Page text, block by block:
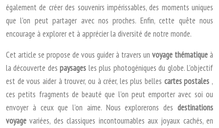
également de créer des souvenirs impérissables, des moments uniques
que l’on peut partager avec nos proches. Enfin, cette quête nous
encourage à explorer et à apprécier la diversité de notre monde.
Cet article se propose de vous guider à travers un voyage thématiqueà
la découverte despaysages les plus photogéniques du globe. L’objectif
est de vous aider à trouver, ou à créer, les plus belles cartes postales ,
ces petits fragments de beauté que l’on peut emporter avec soi ou
envoyer à ceux que l’on aime. Nous explorerons des destinations
voyagevariées, des classiques incontournables aux joyaux cachés, en